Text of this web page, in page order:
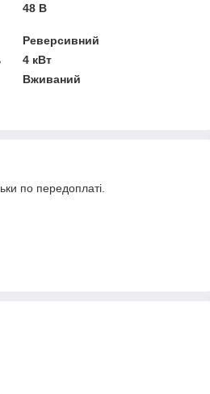
48 В
Реверсивний
4 кВт
Вживаний
по передоплаті.